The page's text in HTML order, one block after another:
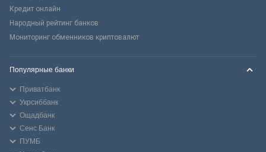
Кредит онлайн
Народный рейтинг банков
Мониторинг обменников криптовалют
Популярные банки
Приватбанк
Укрсиббанк
Ощадбанк
Сенс Банк
ПУМБ